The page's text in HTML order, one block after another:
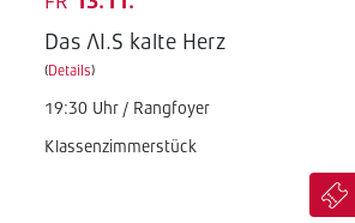
Das AI.S kalte Herz
(Details)
19:30 Uhr / Rangfoyer
Klassenzimmerstück